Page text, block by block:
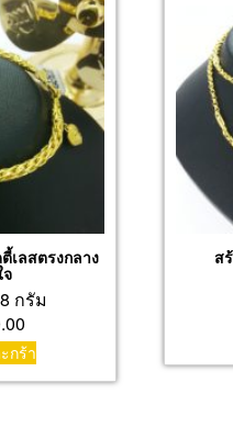
เลสตรงกลาง
กรัม
กร้า
ส